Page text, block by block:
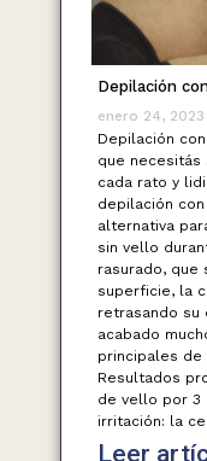
Depilación
enero 24, 2023
Depilación
que necesitás
cada rato y
depilación
alternativa
sin vello
rasurado,
superficie, la
retrasando su
acabado
principales
Resultados
de vello por 3
irritación: la
Leer